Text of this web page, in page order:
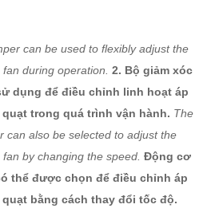
can be used to flexibly adjust the
during operation. 2. Bộ giảm xóc
dụng để điều chỉnh linh hoạt áp
trong quá trình vận hành. The
can also be selected to adjust the
by changing the speed. Động cơ
thể được chọn để điều chỉnh áp
bằng cách thay đổi tốc độ.